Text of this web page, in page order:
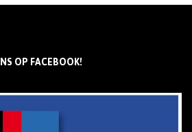
OP FACEBOOK!